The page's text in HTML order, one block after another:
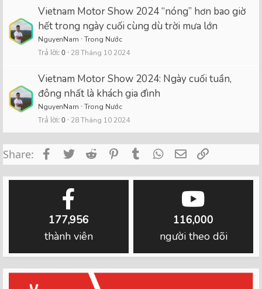
Vietnam Motor Show 2024 “nóng” hơn bao giờ
hết trong ngày cuối cùng dù trời mưa lớn
NguyenNam Trong Nước
Trả lời 0 28 Tháng 10 2024
Vietnam Motor Show 2024: Ngày cuối tuần,
đông nhất là khách gia đình
NguyenNam Trong Nước
Trả lời 0 28 Tháng 10 2024
Share: FacebookTwitterReddit PinterestTumblrWhatsApp
Email
177,956
thành viên
116,000
người theo dõi